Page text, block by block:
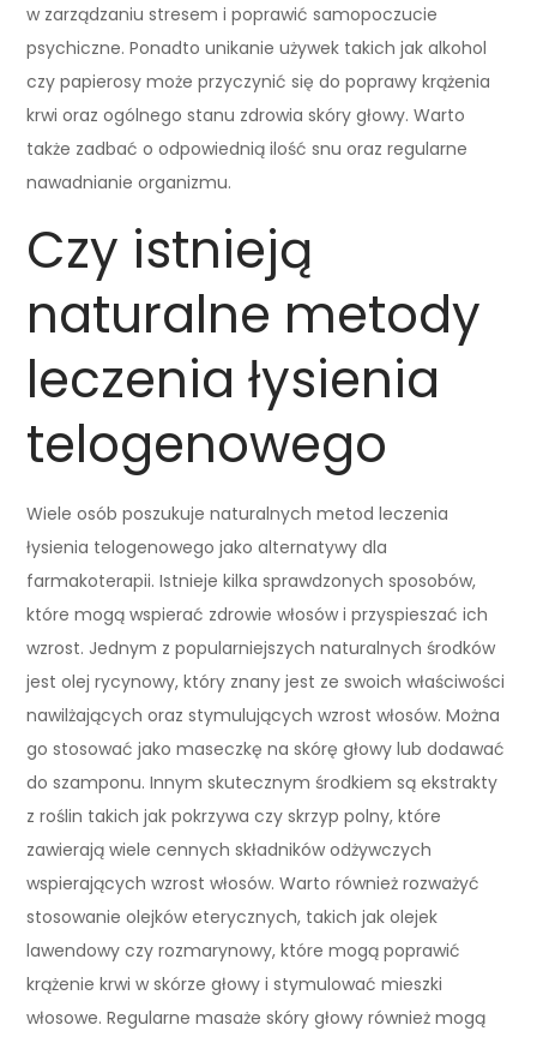
w zarządzaniu stresem i poprawić samopoczucie
psychiczne. Ponadto unikanie używek takich jak alkohol
czy papierosy może przyczynić się do poprawy krążenia
krwi oraz ogólnego stanu zdrowia skóry głowy. Warto
także zadbać o odpowiednią ilość snu oraz regularne
nawadnianie organizmu.
Czy istnieją
naturalne metody
leczenia łysienia
telogenowego
Wiele osób poszukuje naturalnych metod leczenia
łysienia telogenowego jako alternatywy dla
farmakoterapii. Istnieje kilka sprawdzonych sposobów,
które mogą wspierać zdrowie włosów i przyspieszać ich
wzrost. Jednym z popularniejszych naturalnych środków
jest olej rycynowy, który znany jest ze swoich właściwości
nawilżających oraz stymulujących wzrost włosów. Można
go stosować jako maseczkę na skórę głowy lub dodawać
do szamponu. Innym skutecznym środkiem są ekstrakty
z roślin takich jak pokrzywa czy skrzyp polny, które
zawierają wiele cennych składników odżywczych
wspierających wzrost włosów. Warto również rozważyć
stosowanie olejków eterycznych, takich jak olejek
lawendowy czy rozmarynowy, które mogą poprawić
krążenie krwi w skórze głowy i stymulować mieszki
włosowe. Regularne masaże skóry głowy również mogą